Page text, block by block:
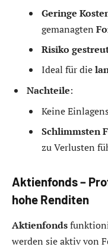
Geringe
gemanagten
Risiko
Ideal für die
Nachteile:
Keine
Schlimmsten
zu Verlusten
Aktienfonds –
hohe Renditen
Aktienfonds
werden sie aktiv von